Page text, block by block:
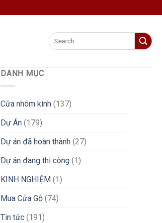
Search
for:
DANH MỤC
Cửa nhôm kính (137)
Dự Án (179)
Dự án đã hoàn thành (27)
Dự án đang thi công (1)
KINH NGHIỆM (1)
Mua Cửa Gỗ (74)
Tin tức (191)